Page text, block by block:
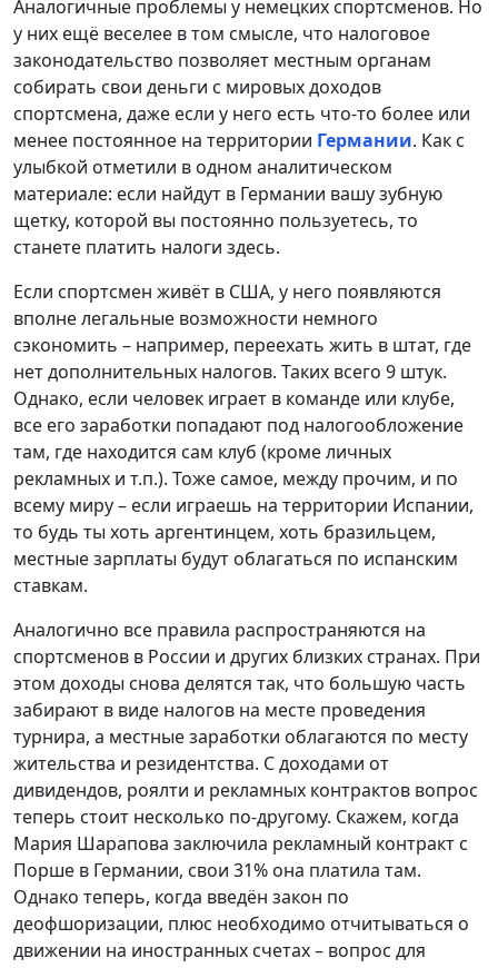
Аналогичные проблемы у немецких спортсменов. Но
у них ещё веселее в том смысле, что налоговое
законодательство позволяет местным органам
собирать свои деньги с мировых доходов
спортсмена, даже если у него есть что-то более или
менее постоянное на территории Германии. Как с
улыбкой отметили в одном аналитическом
материале: если найдут в Германии вашу зубную
щетку, которой вы постоянно пользуетесь, то
станете платить налоги здесь.
Если спортсмен живёт в США, у него появляются
вполне легальные возможности немного
сэкономить – например, переехать жить в штат, где
нет дополнительных налогов. Таких всего 9 штук.
Однако, если человек играет в команде или клубе,
все его заработки попадают под налогообложение
там, где находится сам клуб (кроме личных
рекламных и т.п.). Тоже самое, между прочим, и по
всему миру – если играешь на территории Испании,
то будь ты хоть аргентинцем, хоть бразильцем,
местные зарплаты будут облагаться по испанским
ставкам.
Аналогично все правила распространяются на
спортсменов в России и других близких странах. При
этом доходы снова делятся так, что большую часть
забирают в виде налогов на месте проведения
турнира, а местные заработки облагаются по месту
жительства и резидентства. С доходами от
дивидендов, роялти и рекламных контрактов вопрос
теперь стоит несколько по-другому. Скажем, когда
Мария Шарапова заключила рекламный контракт с
Порше в Германии, свои 31% она платила там.
Однако теперь, когда введён закон по
деофшоризации, плюс необходимо отчитываться о
движении на иностранных счетах – вопрос для